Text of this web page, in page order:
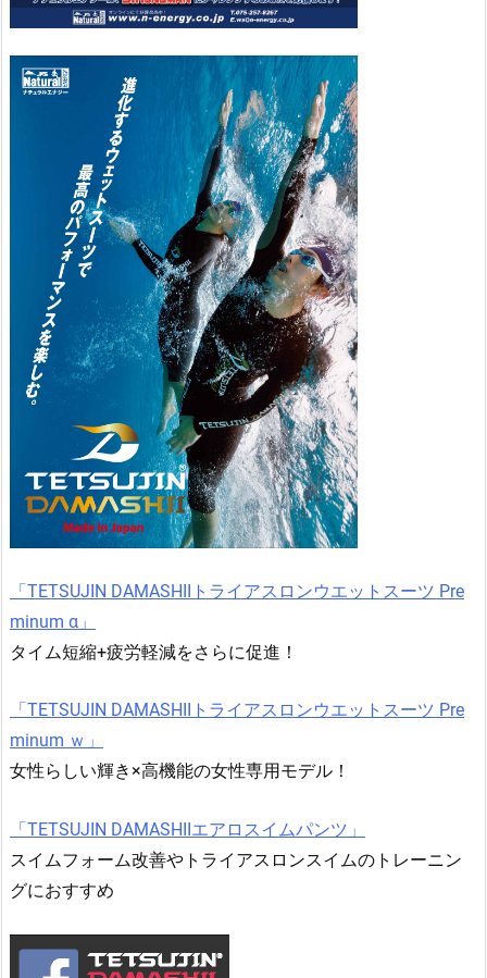
「TETSUJIN DAMASHIIトライアスロンウエットスーツ Pre
minum α」
タイム短縮+疲労軽減をさらに促進！
「TETSUJIN DAMASHIIトライアスロンウエットスーツ Pre
minum ｗ」
女性らしい輝き×高機能の女性専用モデル！
「TETSUJIN DAMASHIIエアロスイムパンツ」
スイムフォーム改善やトライアスロンスイムのトレーニン
グにおすすめ